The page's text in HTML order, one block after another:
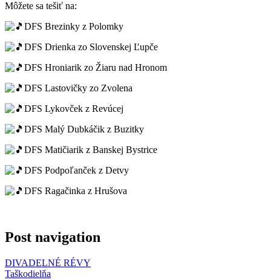
Môžete sa tešiť na:
DFS Brezinky z Polomky
DFS Drienka zo Slovenskej Ľupče
DFS Hroniarik zo Žiaru nad Hronom
DFS Lastovičky zo Zvolena
DFS Lykovček z Revúcej
DFS Malý Dubkáčik z Buzitky
DFS Matičiarik z Banskej Bystrice
DFS Podpoľanček z Detvy
DFS Ragačinka z Hrušova
Post navigation
DIVADELNÉ RÉVY
Taškodielňa